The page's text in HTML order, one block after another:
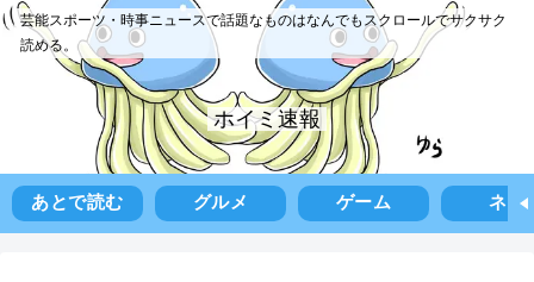
芸能スポーツ・時事ニュースで話題なものはなんでもスクロールでサクサク
読める。
ホイミ速報
あとで読む グルメ ゲーム ネタ